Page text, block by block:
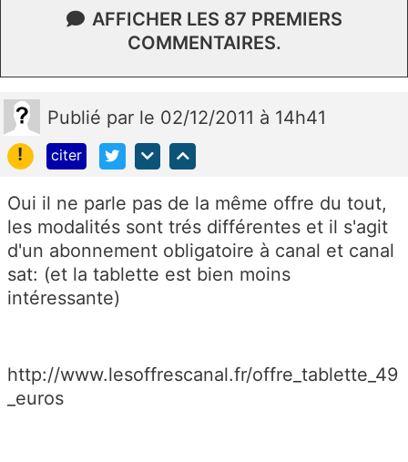
AFFICHER LES 87 PREMIERS
COMMENTAIRES.
Publié par le 02/12/2011 à 14h41
!
citer
Oui il ne parle pas de la même offre du tout,
les modalités sont trés différentes et il s'agit
d'un abonnement obligatoire à canal et canal
sat: (et la tablette est bien moins
intéressante)
http://www.lesoffrescanal.fr/offre_tablette_49
_euros